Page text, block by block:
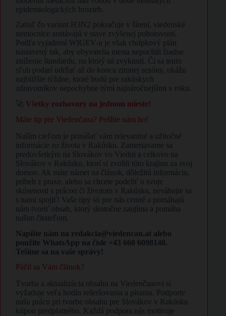
epidemiologických hrozieb.
Zatiaľ čo variant H3N2 pokračuje v šírení, viedenské
nemocnice zostávajú v stave zvýšenej pohotovosti.
Podľa vyjadrení WIGEV-u je však chrípkový plán
nastavený tak, aby obyvatelia mesta nepocítili žiadne
zníženie štandardu, na ktorý sú zvyknutí. Či sa tento
sľub podarí udržať až do konca zimnej sezóny, ukážu
najbližšie týždne, ktoré budú pre rakúskych
zdravotníkov nepochybne tými najnáročnejšími v roku.
🚀 Všetky rozhovory na jednom mieste!
Máte tip pre Viedenčana? Pošlite nám ho!
Naším cieľom je prinášať vám relevantné a užitočné
informácie zo života v Rakúsku. Zameriavame sa
predovšetkým na Slovákov vo Viedni a celkovo na
Slovákov v Rakúsku, ktorí si zvolili túto krajinu za svoj
domov. Ak máte námet na článok, dôležitú informáciu,
príbeh z praxe, alebo sa chcete podeliť o svoje
skúsenosti s prácou či životom v Rakúsku, neváhajte sa
s nami spojiť! Vaše tipy sú pre nás cenné a pomáhajú
nám tvoriť obsah, ktorý skutočne zaujíma a pomáha
našim čitateľom.
Napíšte nám na redakcia@viedencan.at alebo
použite WhatsApp na čísle +43 660 6098140.
Tešíme sa na vaše správy!
Páčil sa Vám článok?
Tvorba a aktualizácia obsahu na Viedenčanovi si
vyžaduje veľa hodín rešeršovania a písania. Podporte
našu prácu pri tvorbe obsahu pre Slovákov v Rakúsku
kúpou predplatného. Každá podpora nás motivuje